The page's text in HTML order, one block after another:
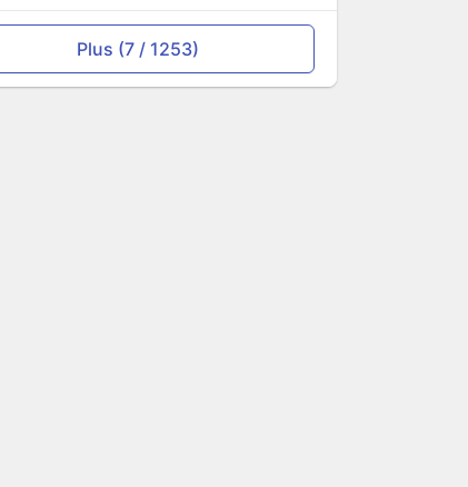
Plus (7 / 1253)